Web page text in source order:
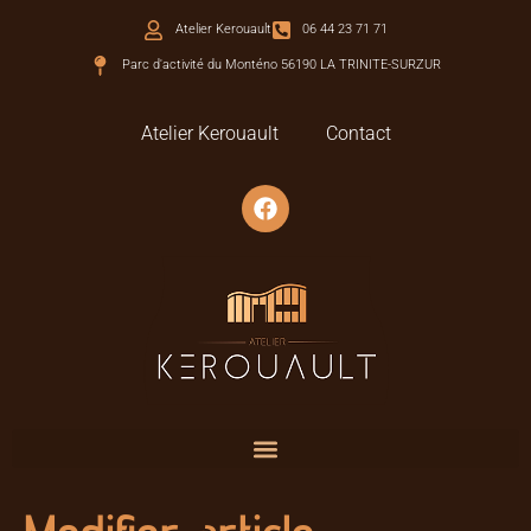
Atelier Kerouault 06 44 23 71 71
Parc d'activité du Monténo 56190 LA TRINITE-SURZUR
Atelier Kerouault Contact